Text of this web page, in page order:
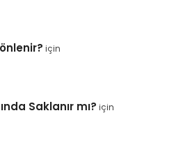
için
Saklanır mı? için